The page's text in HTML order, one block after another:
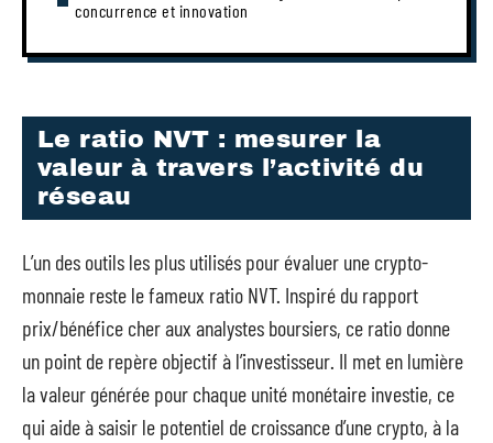
concurrence et innovation
Le ratio NVT : mesurer la
valeur à travers l’activité du
réseau
L’un des outils les plus utilisés pour évaluer une crypto-
monnaie reste le fameux ratio NVT. Inspiré du rapport
prix/bénéfice cher aux analystes boursiers, ce ratio donne
un point de repère objectif à l’investisseur. Il met en lumière
la valeur générée pour chaque unité monétaire investie, ce
qui aide à saisir le potentiel de croissance d’une crypto, à la